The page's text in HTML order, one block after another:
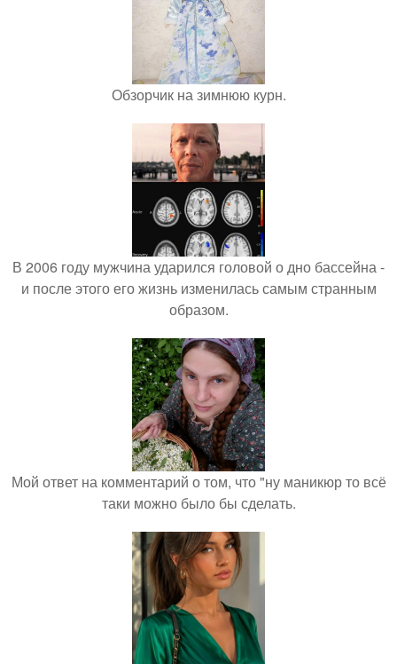
Обзорчик на зимнюю курн.
В 2006 году мужчина ударился головой о дно бассейна -
и после этого его жизнь изменилась самым странным
образом.
Мой ответ на комментарий о том, что "ну маникюр то всё
таки можно было бы сделать.